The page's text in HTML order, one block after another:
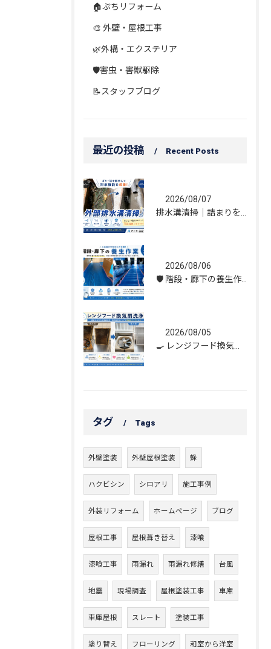
🏠ぷちリフォーム
🎨 外壁・屋根工事
🌿外構・エクステリア
🛡️害虫・害獣駆除
📝スタッフブログ
最近の投稿 Recent Posts
2026/08/07
2026/08/06
2026/08/05
タグ Tags
外壁塗装 外壁屋根塗装 蜂
ハクビシン シロアリ 施工事例
外装リフォーム ホームページ ブログ
屋根工事 屋根葺き替え 漆喰
漆喰工事 雨漏れ 雨漏れ修繕 台風
地震 現場調査 屋根塗装工事 車庫
車庫屋根 スレート 塗装工事
塗り替え フローリング 和室から洋室